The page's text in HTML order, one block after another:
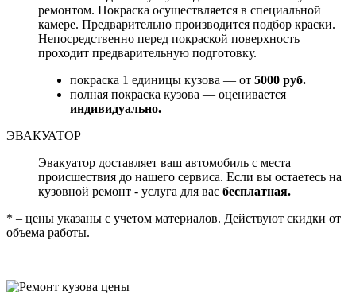
ремонтом. Покраска осуществляется в специальной
камере. Предварительно производится подбор краски.
Непосредственно перед покраской поверхность
проходит предварительную подготовку.
покраска 1 единицы кузова — от 5000 руб.
полная покраска кузова — оценивается
индивидуально.
ЭВАКУАТОР
Эвакуатор доставляет ваш автомобиль с места
происшествия до нашего сервиса. Если вы остаетесь на
кузовной ремонт - услуга для вас бесплатная.
* – цены указаны с учетом материалов. Действуют скидки от
объема работы.